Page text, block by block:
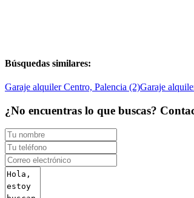
Búsquedas similares:
Garaje alquiler Centro, Palencia (2)Garaje
¿No encuentras lo que buscas?